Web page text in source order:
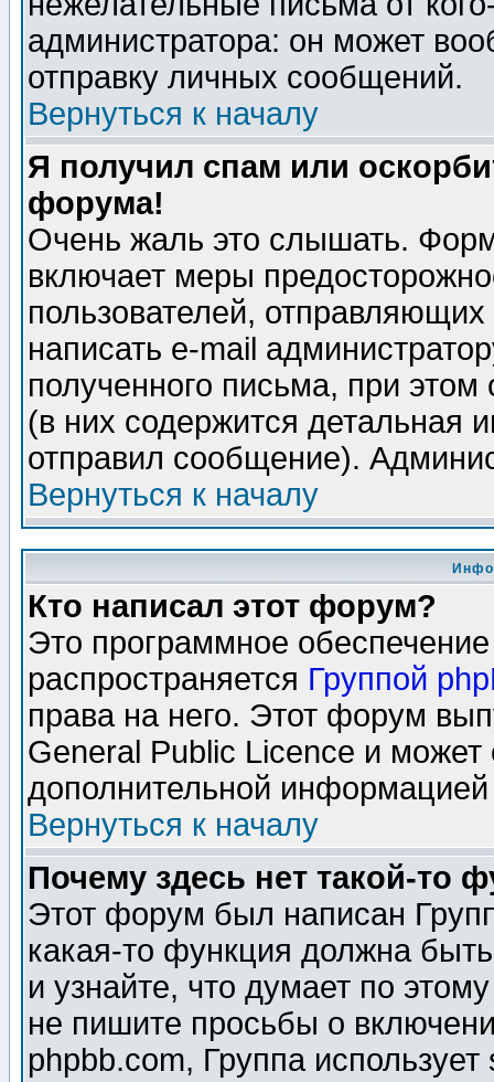
администратора: он может
отправку личных сообщений.
Вернуться к началу
Я получил спам или
форума!
Очень жаль это слышать.
включает меры
пользователей,
написать e-mail
полученного письма, при этом
(в них содержится детальная
отправил сообщение).
Вернуться к началу
Кто написал этот форум?
Это программное
распространяется Группой
права на него. Этот форум
General Public Licence и может
дополнительной
Вернуться к началу
Почему здесь нет такой-то
Этот форум был написан
какая-то функция должна
и узнайте, что думает по
не пишите просьбы о
phpbb.com, Группа